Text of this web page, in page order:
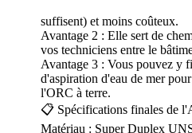
suffisent) et moins coûteux.
Avantage 2 : Elle sert de
vos techniciens entre le
Avantage 3 : Vous pouvez y
d'aspiration d'eau de mer
l'ORC à terre.
📋 Spécifications finales de
Matériau : Super Duplex